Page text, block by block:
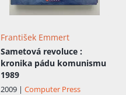
František Emmert
Sametová revoluce :
kronika pádu komunismu
1989
2009 | Computer Press